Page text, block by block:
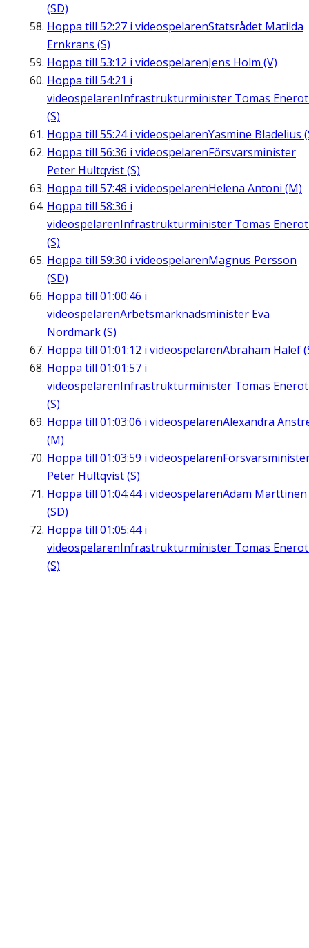
(SD)
Hoppa till 52:27 i videospelarenStatsrådet Matilda
Ernkrans (S)
Hoppa till 53:12 i videospelarenJens Holm (V)
Hoppa till 54:21 i
videospelarenInfrastrukturminister Tomas
(S)
Hoppa till 55:24i videospelarenYasmine Bladelius
Hoppa till 56:36 i videospelarenFörsvarsminister
Peter Hultqvist (S)
Hoppa till 57:48 i videospelarenHelena Antoni (M)
Hoppa till 58:36 i
videospelarenInfrastrukturminister Tomas
(S)
Hoppa till 59:30 i videospelarenMagnus Persson
(SD)
Hoppa till 01:00:46 i
videospelarenArbetsmarknadsminister Eva
Nordmark (S)
Hoppa till 01:01:12 i videospelarenAbraham Halef
Hoppa till 01:01:57 i
videospelarenInfrastrukturminister Tomas
(S)
Hoppa till 01:03:06 i videospelarenAlexandra
(M)
Hoppa till 01:03:59 i videospelaren
Peter Hultqvist (S)
Hoppa till 01:04:44i videospelarenAdam Marttinen
(SD)
Hoppa till 01:05:44i
videospelarenInfrastrukturminister Tomas
(S)